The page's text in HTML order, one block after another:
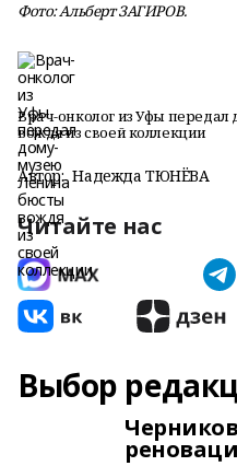
Фото: Альберт ЗАГИРОВ.
Врач-онколог из Уфы
вождя из своей коллекции
Автор: Надежда ТЮНЁВА
Читайте нас
Выбор